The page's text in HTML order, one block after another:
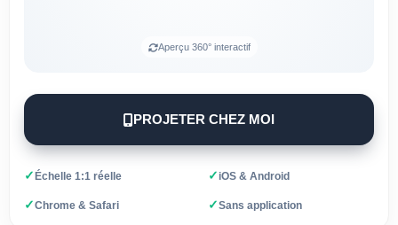
Aperçu 360° interactif
PROJETER CHEZ MOI
✓Échelle 1:1 réelle ✓iOS & Android
✓Chrome & Safari ✓Sans application